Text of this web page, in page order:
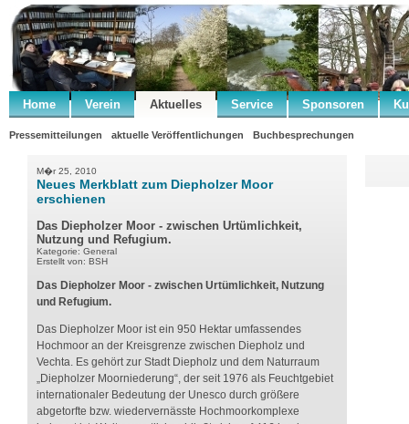
Home Verein Aktuelles Service Sponsoren
Pressemitteilungen aktuelle Veröffentlichungen Buchbesprechungen
M�r 25, 2010
Neues Merkblatt zum Diepholzer Moor
erschienen
Das Diepholzer Moor - zwischen Urtümlichkeit,
Nutzung und Refugium.
Kategorie: General
Erstellt von: BSH
Das Diepholzer Moor - zwischen Urtümlichkeit, Nutzung
und Refugium.
Das Diepholzer Moor ist ein 950 Hektar umfassendes
Hochmoor an der Kreisgrenze zwischen Diepholz und
Vechta. Es gehört zur Stadt Diepholz und dem Naturraum
„Diepholzer Moorniederung“, der seit 1976 als Feuchtgebiet
internationaler Bedeutung der Unesco durch größere
abgetorfte bzw. wiedervernässte Hochmoorkomplexe